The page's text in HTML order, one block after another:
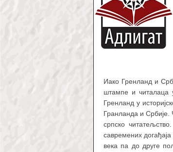
Иако Гренланд и
штампе и читалаца
Гренланд у
Гранланда и Србије.
српско
савремених догађаја
века па до друге